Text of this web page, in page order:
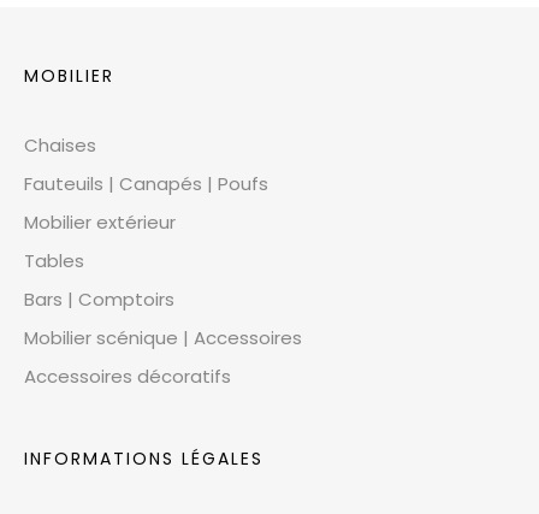
MOBILIER
Chaises
Fauteuils | Canapés | Poufs
Mobilier extérieur
Tables
Bars | Comptoirs
Mobilier scénique | Accessoires
Accessoires décoratifs
INFORMATIONS LÉGALES